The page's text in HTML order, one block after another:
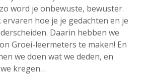
zo word je onbewuste, bewuster.
ervaren hoe je je gedachten en je
Daarin hebben we
Groei-leermeters te maken! En
we doen wat we deden, en
kregen…